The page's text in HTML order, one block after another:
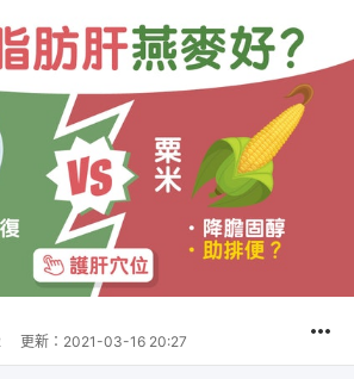
更新： 2021-03-16 20:27